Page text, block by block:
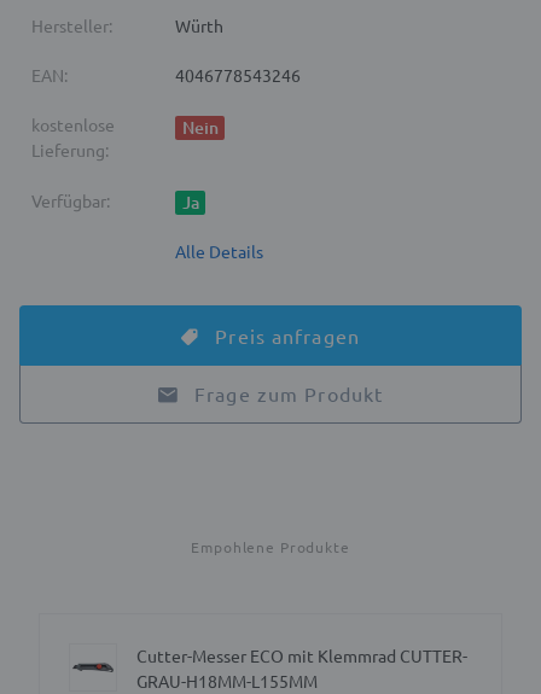
Hersteller: Würth
EAN: 4046778543246
kostenlose
Lieferung:
Nein
Verfügbar: Ja
Alle Details
Preis anfragen
Frage zum Produkt
Empohlene Produkte
Cutter-Messer ECO mit Klemmrad CUTTER-
GRAU-H18MM-L155MM